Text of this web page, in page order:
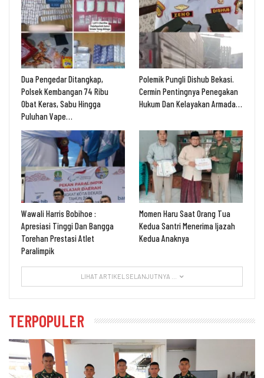
Dua Pengedar Ditangkap,
Polsek Kembangan 74 Ribu
Obat Keras, Sabu Hingga
Puluhan Vape…
Polemik Pungli Dishub Bekasi.
Cermin Pentingnya Penegakan
Hukum Dan Kelayakan Armada…
Wawali Harris Bobihoe :
Apresiasi Tinggi Dan Bangga
Torehan Prestasi Atlet
Paralimpik
Momen Haru Saat Orang Tua
Kedua Santri Menerima Ijazah
Kedua Anaknya
LIHAT ARTIKEL SELANJUTNYA ...
TERPOPULER